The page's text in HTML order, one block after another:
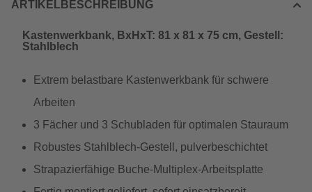
ARTIKELBESCHREIBUNG
Kastenwerkbank, BxHxT: 81 x 81 x 75 cm, Gestell:
Stahlblech
Extrem belastbare Kastenwerkbank für schwere
Arbeiten
3 Fächer und 3 Schubladen für optimalen Stauraum
Robustes Stahlblech-Gestell, pulverbeschichtet
Strapazierfähige Buche-Multiplex-Arbeitsplatte